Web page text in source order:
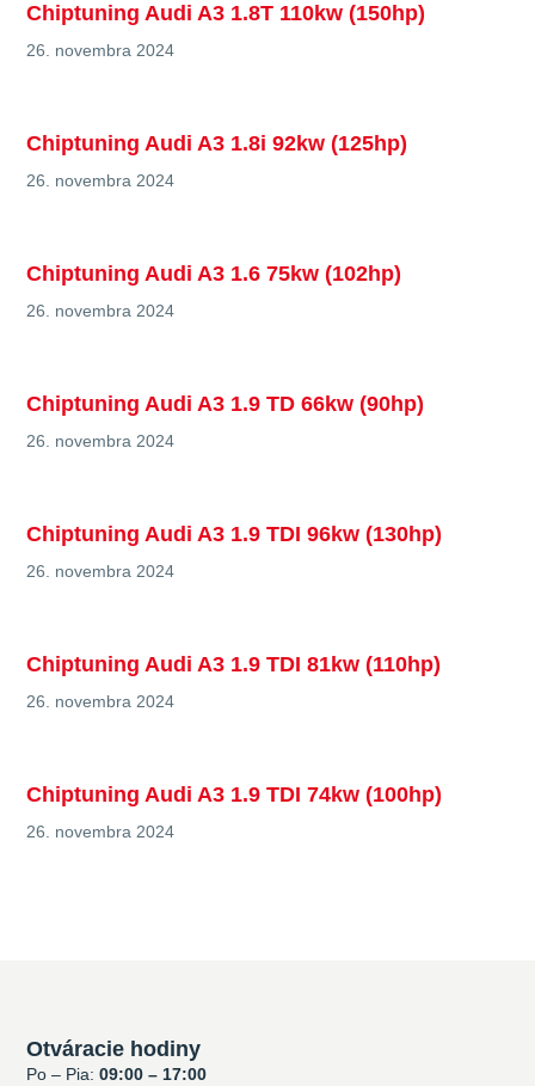
Chiptuning Audi A3 1.8T 110kw (150hp)
26. novembra 2024
Chiptuning Audi A3 1.8i 92kw (125hp)
26. novembra 2024
Chiptuning Audi A3 1.6 75kw (102hp)
26. novembra 2024
Chiptuning Audi A3 1.9 TD 66kw (90hp)
26. novembra 2024
Chiptuning Audi A3 1.9 TDI 96kw (130hp)
26. novembra 2024
Chiptuning Audi A3 1.9 TDI 81kw (110hp)
26. novembra 2024
Chiptuning Audi A3 1.9 TDI 74kw (100hp)
26. novembra 2024
Otváracie hodiny
Po – Pia:09:00 – 17:00